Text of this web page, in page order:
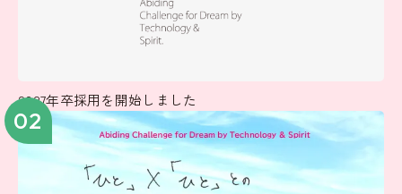
2027年卒採用を開始しました
02